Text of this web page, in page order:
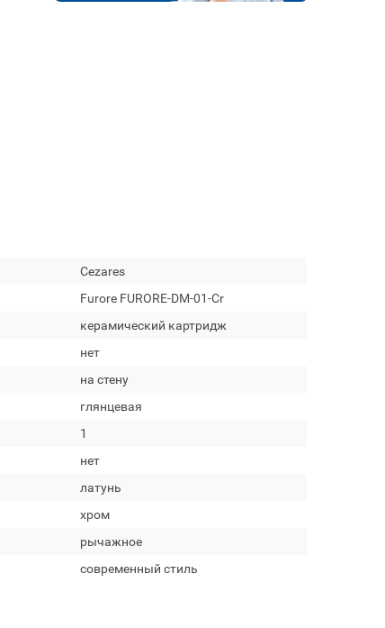
Cezares
Furore FURORE-DM-01-Cr
керамический картридж
нет
на стену
глянцевая
1
нет
латунь
хром
рычажное
современный стиль